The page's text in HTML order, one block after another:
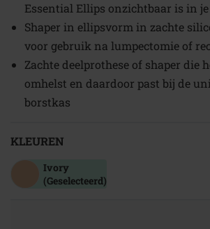
Essential Ellips onzichtbaar is in je
Shaper in ellipsvorm in zachte
voor gebruik na lumpectomie of
Zachte deelprothese of shaper die
omhelst en daardoor past bij de
borstkas
KLEUREN
Ivory
(Geselecteerd)